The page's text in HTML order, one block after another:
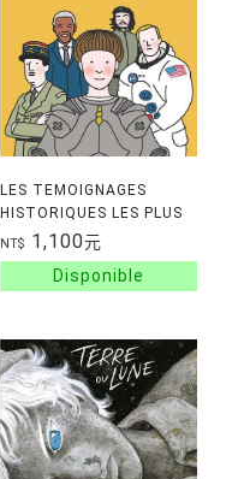
LES TEMOIGNAGES
HISTORIQUES LES PLUS
MARQUANTS
NT$ 1,100元